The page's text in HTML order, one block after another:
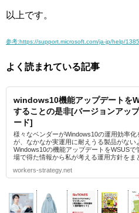
以上です。
参考:https://support.microsoft.com/ja-jp/help/
よく読まれている記事
windows10機能アップデートを
することの是非[バージョンアッ
ード]
様々なベンダーがWindows10の運用効率化
が、なかなか実運用に耐えうる製品がない
Windows10の機能アップデートをWSUSで
場で得た情報から私が考える運用方針をま
workers-strategy.net